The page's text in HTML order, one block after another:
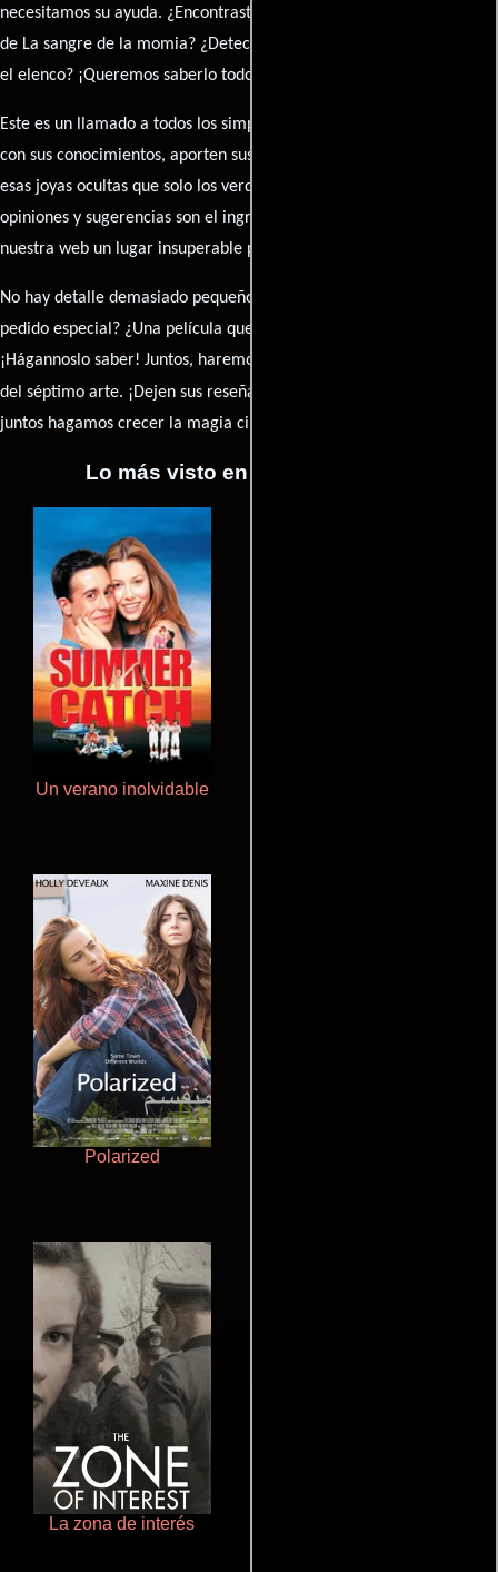
necesitamos su ayuda. ¿Encontraste algún dato faltante en la ficha
de La sangre de la momia? ¿Detectaste algún error en la sinopsis o
el elenco? ¡Queremos saberlo todo!
Este es un llamado a todos los simpatizantes del cine: contribuyan
con sus conocimientos, aporten sus descubrimientos y compartan
esas joyas ocultas que solo los verdaderos fanáticos conocen. Sus
opiniones y sugerencias son el ingrediente secreto que hará de
nuestra web un lugar insuperable para los amantes del celuloide.
No hay detalle demasiado pequeño ni opinión insignificante. ¿Algún
pedido especial? ¿Una película que sueñas con ver reseñada?
¡Hágannoslo saber! Juntos, haremos de esta comunidad el epicentro
del séptimo arte. ¡Dejen sus reseña en la
juntos hagamos crecer la magia cinematográfica!
Lo más visto en Cineyseries.net
Un verano inolvidable
Polarized
La zona de interés